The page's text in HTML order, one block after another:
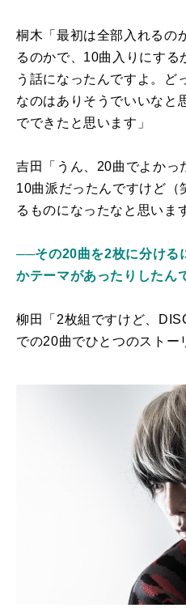
桐木「最初は全部入れるの
るのかで、10曲入りにする
う話になったんですよ。ど
なのはありそうでいいなと
でできたと思います」
吉田「うん、20曲でよかっ
10曲派だったんですけど（
るものになったなと思いま
──その20曲を2枚に分ける
かテーマがあったりしたん
柳田「2枚組ですけど、
での20曲でひとつのストー